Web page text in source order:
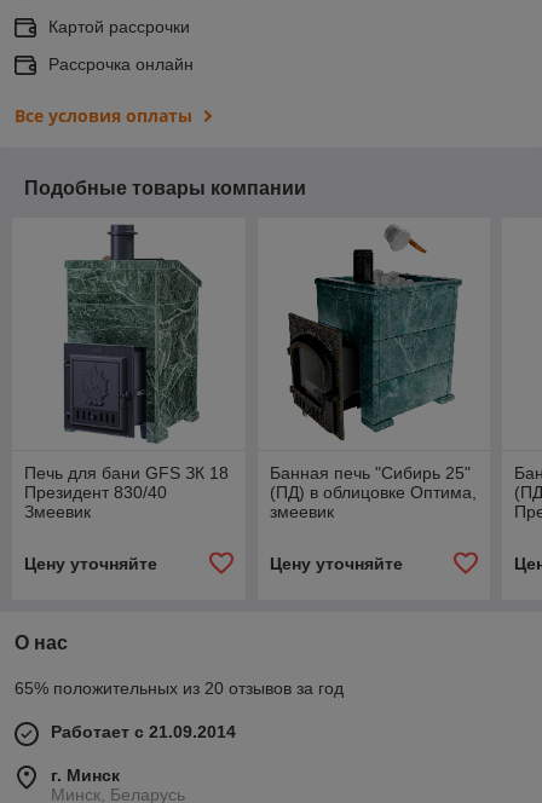
Картой рассрочки
Рассрочка онлайн
Все условия оплаты
Подобные товары компании
Печь для бани GFS ЗК 18
Президент 830/40
Змеевик
Цену уточняйте
Банная печь "Сибирь 25"
(ПД) в облицовке Оптима,
змеевик
Цену уточняйте
О нас
65% положительных из 20 отзывов за год
Работает с 21.09.2014
г. Минск
Минск, Беларусь